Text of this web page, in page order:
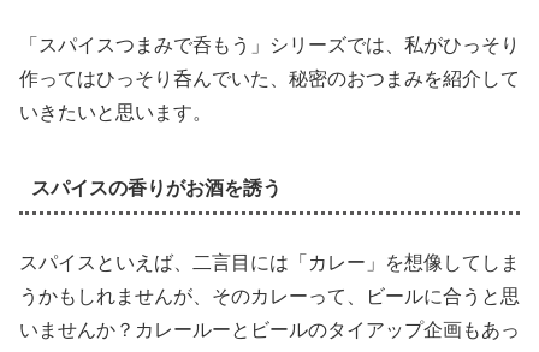
「スパイスつまみで呑もう」シリーズでは、私がひっそり
作ってはひっそり呑んでいた、秘密のおつまみを紹介して
いきたいと思います。
スパイスの香りがお酒を誘う
スパイスといえば、二言目には「カレー」を想像してしま
うかもしれませんが、そのカレーって、ビールに合うと思
いませんか？カレールーとビールのタイアップ企画もあっ